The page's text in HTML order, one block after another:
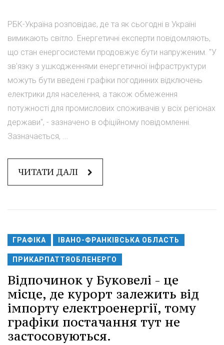
РБК-Україна розповідає, де та як сьогодні в Україні
вимикають світло. Енергетичні експерти повідомляють,
що стан енергосистеми продовжує бути напруженим. "У
зв'язку з ушкодженнями енергетичної інфраструктури
можуть бути введені графіки погодинних відключень
електрики для населення, а також обмеження
потужності для промислових споживачів у всіх регіонах
держави", - зазначено в офіційному повідомленні.
Зазначається, ...
ЧИТАТИ ДАЛІ
ГРАФІКА ІВАНО-ФРАНКІВСЬКА ОБЛАСТЬ
ПРИКАРПАТТЯОБЛЕНЕРГО
Відпочинок у Буковелі - це
місце, де курорт залежить від
імпорту електроенергії, тому
графіки постачання тут не
застосовуються.